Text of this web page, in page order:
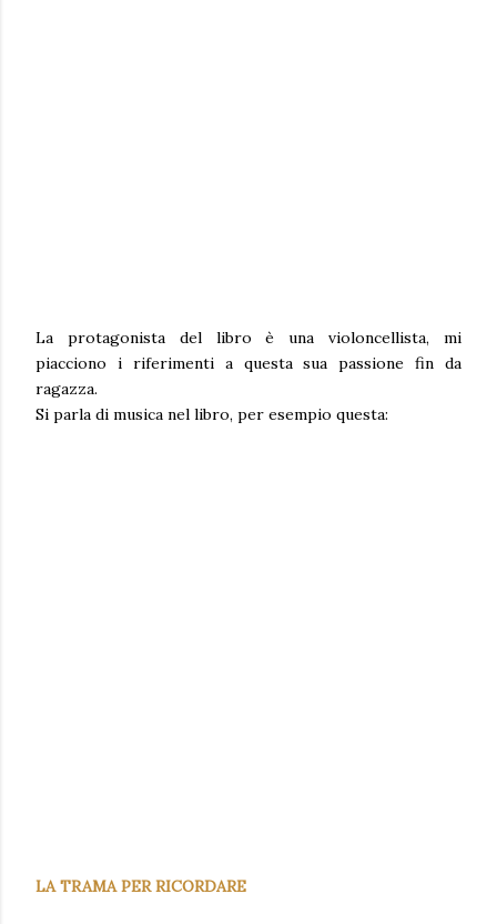
La protagonista del libro è una violoncellista, mi
piacciono i riferimenti a questa sua passione fin da
ragazza.
Si parla di musica nel libro, per esempio questa:
LA TRAMA PER RICORDARE